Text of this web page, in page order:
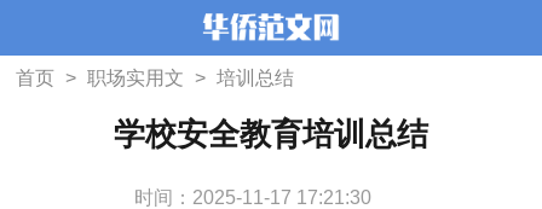
首页 > 职场实用文 > 培训总结
学校安全教育培训总结
时间：2025-11-17 17:21:30